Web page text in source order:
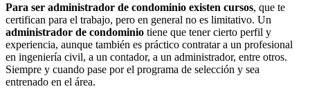
Para ser administrador de condominio existen cursos, que te
certifican para el trabajo, pero en general no es limitativo. Un
administrador de condominio tiene que tener cierto perfil y
experiencia, aunque también es práctico contratar a un profesional
en ingeniería civil, a un contador, a un administrador, entre otros.
Siempre y cuando pase por el programa de selección y sea
entrenado en el área.